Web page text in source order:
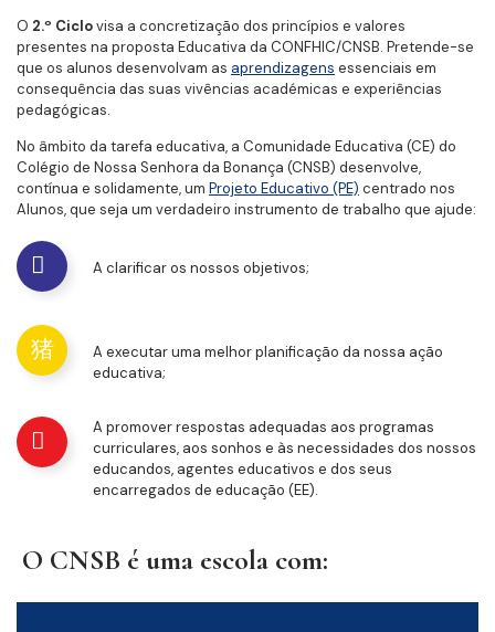
O 2.º Ciclovisa a concretização dos princípios e valores
presentes na proposta Educativa da CONFHIC/CNSB. Pretende-se
que os alunos desenvolvam as aprendizagens essenciais em
consequência das suas vivências académicas e experiências
pedagógicas.
No âmbito da tarefa educativa, a Comunidade Educativa (CE) do
Colégio de Nossa Senhora da Bonança (CNSB) desenvolve,
contínua e solidamente, um Projeto Educativo (PE) centrado nos
Alunos, que seja um verdadeiro instrumento de trabalho que ajude:
A clarificar os nossos objetivos;
A executar uma melhor planificação da nossa ação
educativa;
A promover respostas adequadas aos programas
curriculares, aos sonhos e às necessidades dos nossos
educandos, agentes educativos e dos seus
encarregados de educação (EE).
O CNSB é uma escola com: